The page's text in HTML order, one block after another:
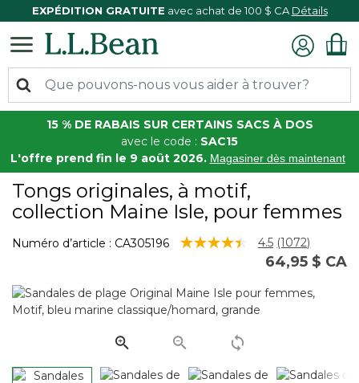
EXPÉDITION GRATUITE avec achat de 100 $ CA Détails
15 % DE RABAIS SUR CERTAINS SACS À DOS
avec le code : SAC15
L'offre prend fin le 9 août 2026. Magasiner dès maintenant
Tongs originales, à motif,
collection Maine Isle, pour femmes
Numéro d’article : CA305196 3,3 sur 5 Évaluation des clients
4.5 Lire
les
1072
Lien
(1072)
64,95 $ CA